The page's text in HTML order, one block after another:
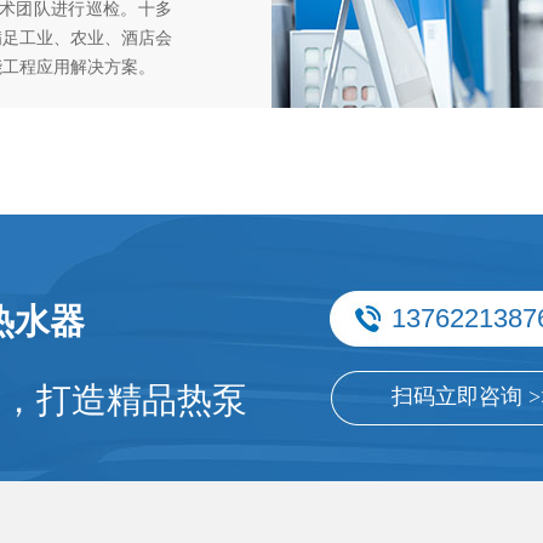
团队进行巡检。十多
工业、农业、酒店会
程应用解决方案。
水器
打造精品热泵 扫码立即咨询